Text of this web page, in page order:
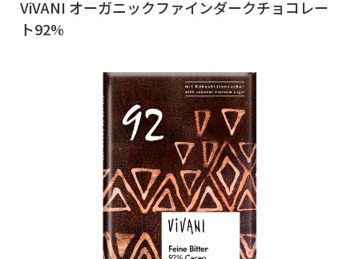
ViVANI オーガニックファインダークチョコレー
ト92%